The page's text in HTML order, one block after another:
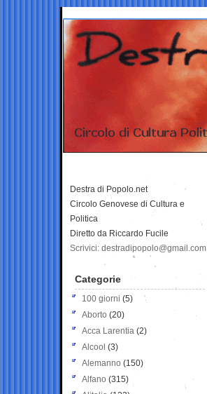
Destra di Popolo.net
Circolo Genovese di Cultura e
Politica
Diretto da Riccardo Fucile
Scrivici: destradipopolo@gmail.com
Categorie
100 giorni (5)
Aborto (20)
Acca Larentia (2)
Alcool (3)
Alemanno (150)
Alfano (315)